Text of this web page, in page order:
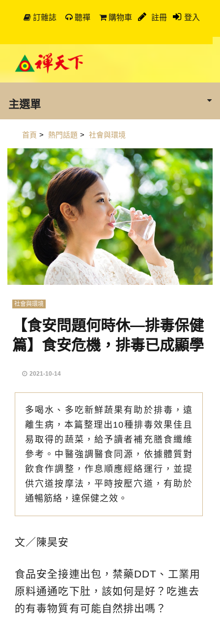
訂雜誌 聽禪 購物車 註冊 登入
主選單
首頁 > 熱門話題 > 社會與環境
社會與環境
【食安問題何時休—排毒保健
篇】食安危機，排毒已成顯學
2021-10-14
多喝水、多吃新鮮蔬果有助於排毒，遠
離生病，本篇整理出10種排毒效果佳且
易取得的蔬菜，給予讀者補充膳食纖維
參考。中醫強調醫食同源，依據體質對
飲食作調整，作息順應經絡運行，並提
供穴道按摩法，平時按壓穴道，有助於
通暢筋絡，達保健之效。
文／陳昊安
食品安全接連出包，禁藥DDT、工業用
原料通通吃下肚，該如何是好？吃進去
的有毒物質有可能自然排出嗎？